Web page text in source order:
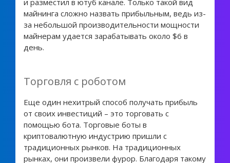
майнинга сложно назвать прибыльным, ведь из-
за небольшой производительности мощности
майнерам удается зарабатывать около $6 в
день.
Торговля с роботом
Еще один нехитрый способ получать прибыль
от своих инвестиций – это торговать с
помощью бота. Торговые боты в
криптовалютную индустрию пришли с
традиционных рынков. На традиционных
рынках, они произвели фурор. Благодаря такому